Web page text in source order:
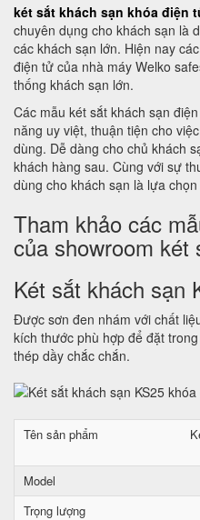
két sắt khách sạn khóa điện
chuyên dụng cho khách sạn là
các khách sạn lớn. Hiện nay
điện tử của nhà máy Welko
thống khách sạn lớn.
Các mẫu két sắt khách sạn
năng uy việt, thuận tiện cho
dùng. Dễ dàng cho chủ khách
khách hàng sau. Cùng với sự
dùng cho khách sạn là lựa
Tham khảo các
của showroom két
Két sắt khách sạn
Được sơn đen nhám với chất
kích thước phù hợp để đặt
thép dầy chắc chắn.
Tên sản phẩm
Model
Trọng lượng